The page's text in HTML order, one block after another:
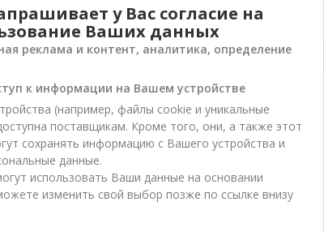
Композиция "Берегиня Мама"
1 554 грн Заказать
у Вас согласие на
Ваших данных
реклама и контент, аналитика, определение
к информации на Вашем устройстве
(например, файлы cookie и уникальные
поставщикам. Кроме того, они, а также этот
сохранять информацию с Вашего устройства и
данные.
использовать Ваши данные на основании
изменить свой выбор позже по ссылке внизу